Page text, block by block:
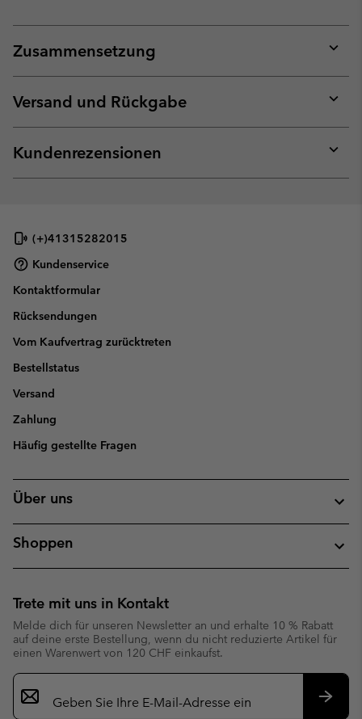
Zusammensetzung
or
Versand und Rückgabe
or
Kundenrezensionen
or
(+)41315282015
Kundenservice
Kontaktformular
Rücksendungen
Vom Kaufvertrag zurücktreten
Bestellstatus
Versand
Zahlung
Häufig gestellte Fragen
Über uns
Shoppen
Trete mit uns in Kontakt
Melde dich für unseren Newsletter an und erhalte 10 % Rabatt
auf deine erste Bestellung, wenn du nicht reduzierte Artikel für
einen Warenwert von 120 CHF einkaufst.
Newsletter-
Anmeldung